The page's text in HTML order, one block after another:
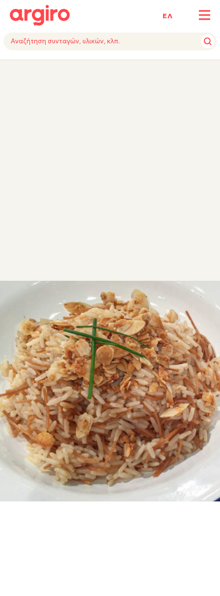
ΕΛ
ΥΛΙΚΑΕΚΤΕΛΕΣΗ
ΡΥΖΙ
Ρύζι πιλάφι αμυγδάλου
Φτιάξτε αυτό το ρύζι με φιδέ, γιατί είναι εύκολο,
νόστιμο και θα απογειώσει το φαγητό που θα
συνοδεύσει.
Εύκολη 0:35
4 - 6 μερίδες 10 λεπτά 25 λεπτά